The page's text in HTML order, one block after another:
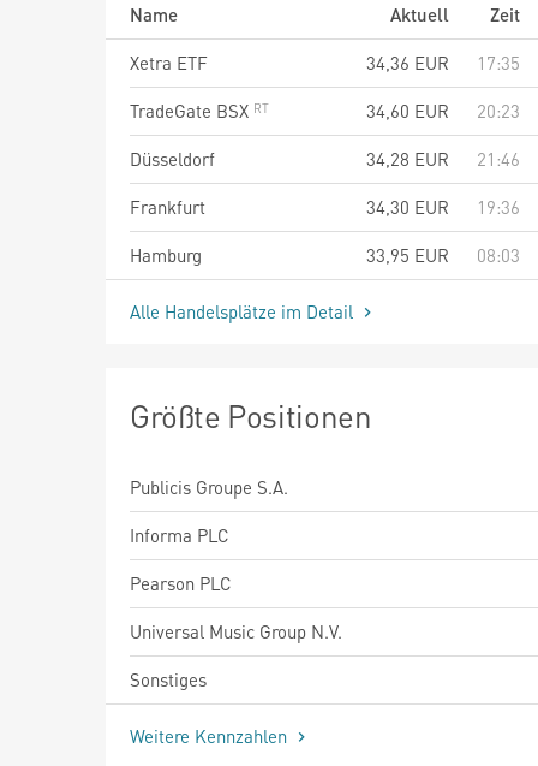
Name Aktuell
Zeit
Xetra ETF
34,36 EUR
17:35
TradeGate BSX
34,60 EUR
20:23
Düsseldorf
34,28 EUR
21:46
Frankfurt
34,30 EUR
19:36
Hamburg
33,95 EUR 08:03
Alle Handelsplätze im Detail
Größte Positionen
Publicis Groupe S.A.
Informa PLC
Pearson PLC
Universal Music Group N.V.
Sonstiges
Weitere Kennzahlen